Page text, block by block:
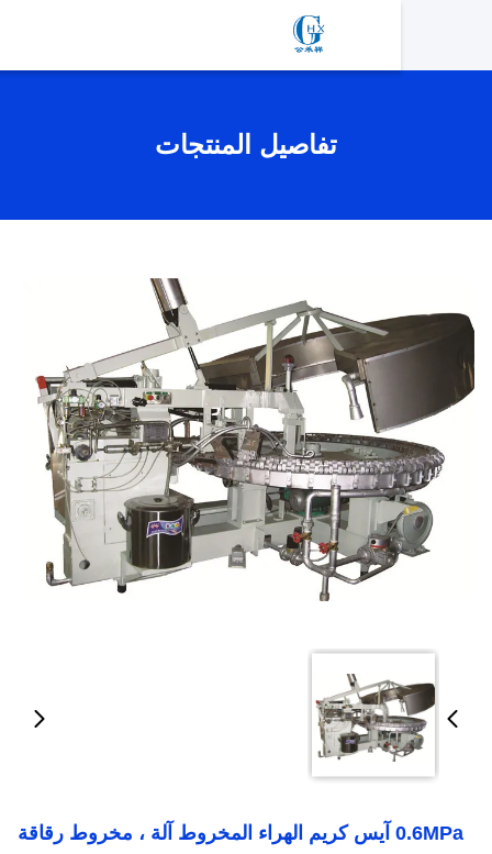
تفاصيل المنتجات
0.6MPa آيس كريم الهراء المخروط آلة ، مخروط رقاقة